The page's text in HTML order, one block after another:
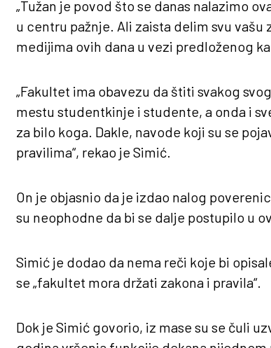
„Tužan je povod što se danas nalazimo
u centru pažnje. Ali zaista delim svu
medijima ovih dana u vezi predloženog
„Fakultet ima obavezu da štiti svakog
mestu studentkinje i studente, a onda i
za bilo koga. Dakle, navode koji su se
pravilima“, rekao je Simić.
On je objasnio da je izdao nalog
su neophodne da bi se dalje postupilo u
Simić je dodao da nema reči koje bi
se „fakultet mora držati zakona i pravila“.
Dok je Simić govorio, iz mase su se čuli